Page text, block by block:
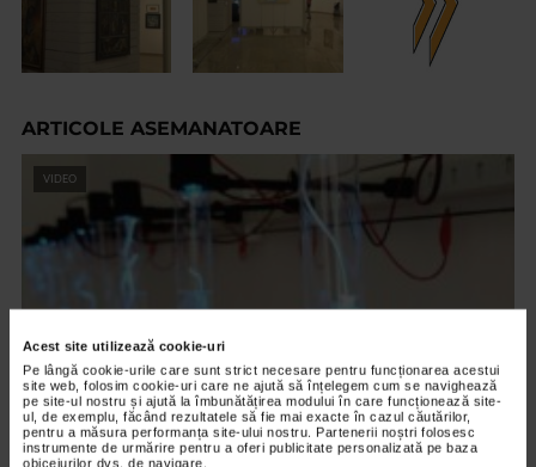
Acest site utilizează cookie-uri
Pe lângă cookie-urile care sunt strict necesare pentru funcționarea acestui
site web, folosim cookie-uri care ne ajută să înțelegem cum se navighează
pe site-ul nostru și ajută la îmbunătățirea modului în care funcționează site-
ul, de exemplu, făcând rezultatele să fie mai exacte în cazul căutărilor,
pentru a măsura performanța site-ului nostru. Partenerii noștri folosesc
instrumente de urmărire pentru a oferi publicitate personalizată pe baza
obiceiurilor dvs. de navigare.
ARTICOLE ASEMANATOARE
VIDEO
CLIPA DE ARTA